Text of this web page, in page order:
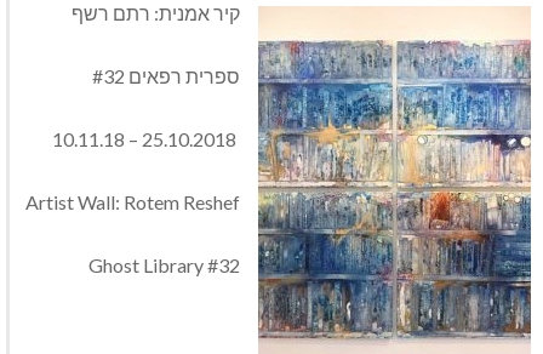
קיר אמנית: רתם רשף
ספרית רפאים #32
Artist Wall: Rotem Reshef
Ghost Library #32